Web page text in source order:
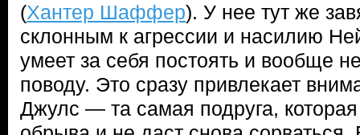
(Хантер Шаффер). У нее тут же
склонным к агрессии и насилию
умеет за себя постоять и вообще
поводу. Это сразу привлекает
Джулс — та самая подруга,